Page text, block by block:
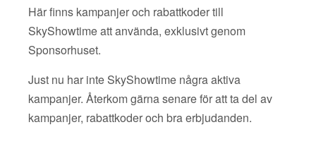
Här finns kampanjer och rabattkoder till
SkyShowtime att använda, exklusivt genom
Sponsorhuset.
Just nu har inte SkyShowtime några aktiva
kampanjer. Återkom gärna senare för att ta del av
kampanjer, rabattkoder och bra erbjudanden.